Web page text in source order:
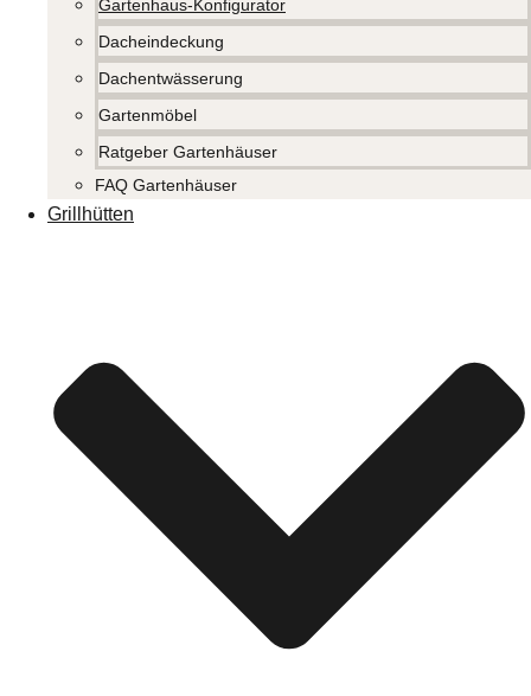
Gartenhaus-Konfigurator
Dacheindeckung
Dachentwässerung
Gartenmöbel
Ratgeber Gartenhäuser
FAQ Gartenhäuser
Grillhütten